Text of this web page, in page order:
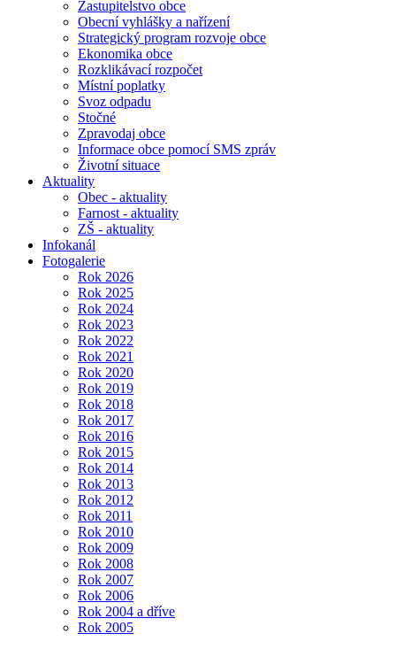
Zastupitelstvo obce
Obecní vyhlášky a nařízení
Strategický program rozvoje obce
Ekonomika obce
Rozklikávací rozpočet
Místní poplatky
Svoz odpadu
Stočné
Zpravodaj obce
Informace obce pomocí SMS zpráv
Životní situace
Aktuality
Obec - aktuality
Farnost - aktuality
ZŠ - aktuality
Infokanál
Fotogalerie
Rok 2026
Rok 2025
Rok 2024
Rok 2023
Rok 2022
Rok 2021
Rok 2020
Rok 2019
Rok 2018
Rok 2017
Rok 2016
Rok 2015
Rok 2014
Rok 2013
Rok 2012
Rok 2011
Rok 2010
Rok 2009
Rok 2008
Rok 2007
Rok 2006
Rok 2004 a dříve
Rok 2005